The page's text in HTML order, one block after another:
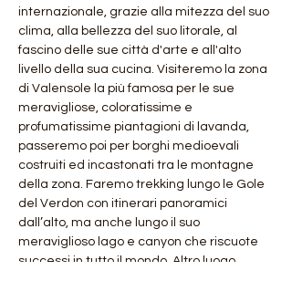
internazionale, grazie alla mitezza del suo
clima, alla bellezza del suo litorale, al
fascino delle sue città d'arte e all'alto
livello della sua cucina. Visiteremo la zona
di Valensole la più famosa per le sue
meravigliose, coloratissime e
profumatissime piantagioni di lavanda,
passeremo poi per borghi medioevali
costruiti ed incastonati tra le montagne
della zona. Faremo trekking lungo le Gole
del Verdon con itinerari panoramici
dall’alto, ma anche lungo il suo
meraviglioso lago e canyon che riscuote
successi in tutto il mondo. Altro luogo